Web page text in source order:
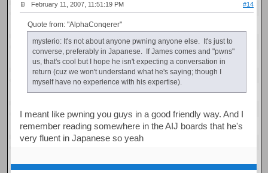
February 11, 2007, 11:51:19 PM #14
Quote from: "AlphaConqerer"
mysterio: It's not about anyone pwning anyone else. It's just to
converse, preferably in Japanese. If James comes and "pwns"
us, that's cool but I hope he isn't expecting a conversation in
return (cuz we won't understand what he's saying; though I
myself have no experience with his expertise).
I meant like pwning you guys in a good friendly way. And I
remember reading somewhere in the AIJ boards that he's
very fluent in Japanese so yeah